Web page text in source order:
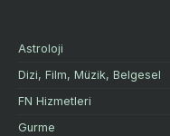
Astroloji
Dizi, Film, Müzik, Belgesel
FN Hizmetleri
Gurme